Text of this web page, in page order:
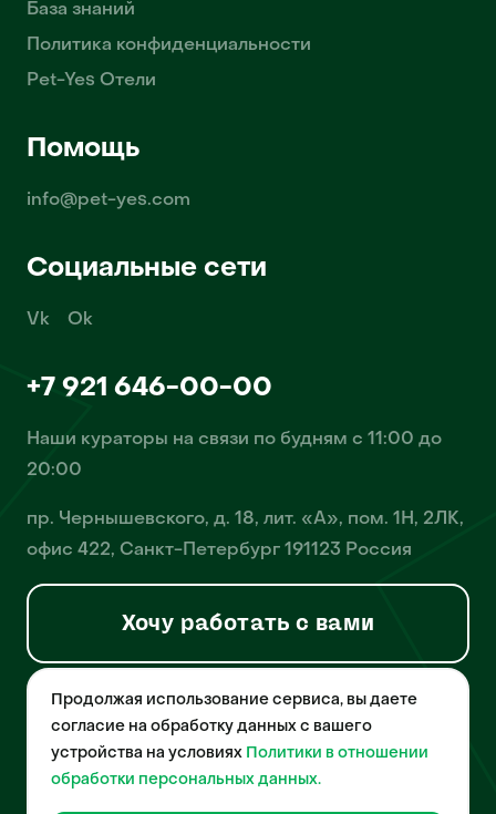
База знаний
Политика конфиденциальности
Pet-Yes Отели
Помощь
info@pet-yes.com
Социальные сети
Vk Ok
+7 921 646-00-00
Наши кураторы на связи по будням с 11:00 до
20:00
пр. Чернышевского, д. 18, лит. «А», пом. 1Н, 2ЛК,
офис 422, Санкт-Петербург 191123 Россия
Хочу работать с вами
© 2026 Pet-Yes. ООО «Биржа домашних животных «Пет-Ес»
осуществляет деятельность в области информационных
технологий, деятельность по разработке и эксплуатации
собственного программного обеспечения, деятельность
порталов в информационно-коммуникационной сети Интернет и
Продолжая использование сервиса, вы даете
согласие на обработку данных с вашего
устройства на условиях Политики в отношении
обработки персональных данных.